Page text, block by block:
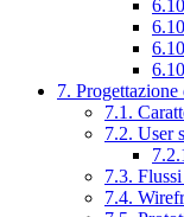
7. Progettazione
7.1.
7.2. User
7.3.
7.4.